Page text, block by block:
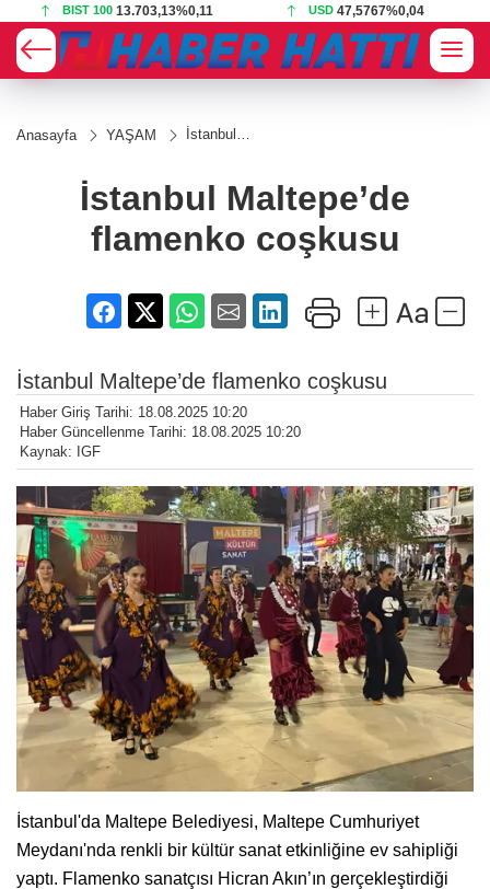
BIST 100 13.703,13%0,11 USD 47,5767%0,04
Anasayfa YAŞAM
İstanbul
coşkusu
İstanbul Maltepe’de
flamenko coşkusu
İstanbul Maltepe’de flamenko coşkusu
Haber Giriş Tarihi: 18.08.2025 10:20
Haber Güncellenme Tarihi: 18.08.2025 10:20
Kaynak: IGF
İstanbul'da Maltepe Belediyesi, Maltepe Cumhuriyet
Meydanı'nda renkli bir kültür sanat etkinliğine ev sahipliği
yaptı. Flamenko sanatçısı Hicran Akın’ın gerçekleştirdiği